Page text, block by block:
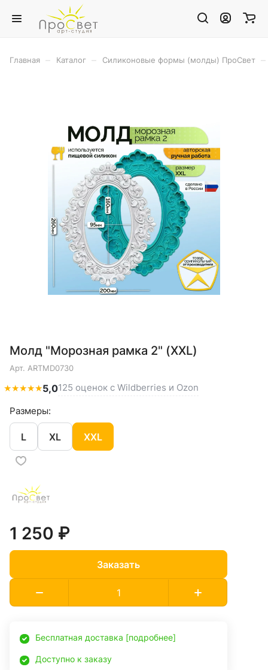
Главная Каталог Силиконовые формы (молды) ПроСвет
Молд "Морозная рамка 2" (XXL)
Арт. ARTMD0730
★★★★★5,0125 оценок с Wildberries и Ozon
Размеры:
L XL XXL
1 250 ₽
Заказать
Бесплатная доставка [подробнее]
Доступно к заказу